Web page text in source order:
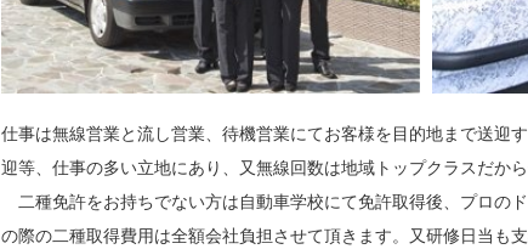
仕事は無線営業と流し営業、待機営業にてお客様を目的地まで送迎
迎等、仕事の多い立地にあり、又無線回数は地域トップクラスだか
二種免許をお持ちでない方は自動車学校にて免許取得後、プロの
の際の二種取得費用は全額会社負担させて頂きます。又研修日当も支